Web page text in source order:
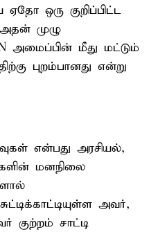
ஒரு குறிப்பிட்ட
அதன் முழு
அமைப்பின் மீது மட்டும்
புறம்பானது என்று
என்பது அரசியல்,
மனநிலை
அவர்,
குற்றம் சாட்டி